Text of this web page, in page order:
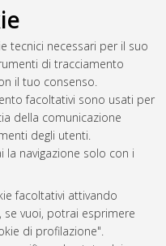
tecnici necessari per il suo
di tracciamento
il tuo consenso.
facoltativi sono usati per
della comunicazione
degli utenti.
la navigazione solo con i
facoltativi attivando
se vuoi, potrai esprimere
di profilazione".